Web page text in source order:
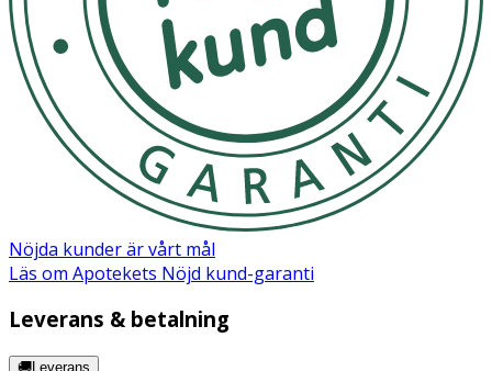
Nöjda kunder är vårt mål
Läs om Apotekets Nöjd kund-garanti
Leverans & betalning
🚚Leverans